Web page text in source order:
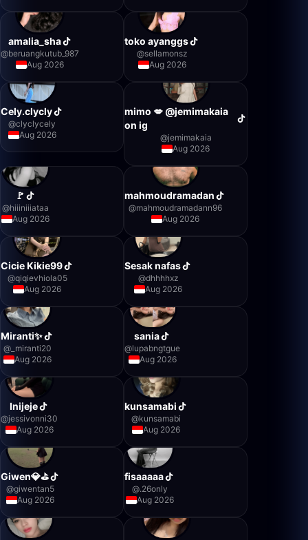
amalia_sha
@beruangkutub_987
Aug 2026
toko ayanggs
@sellamonsz
Aug 2026
Cely.clycly
@clyclycely
Aug 2026
mimo 💋 @jemimakaia
on ig
@jemimakaia
Aug 2026
🚩
@hiiiniiiataa
Aug 2026
mahmoudramadan
@mahmoudramadann96
Aug 2026
Cicie Kikie99
@qiqievhiola05
Aug 2026
Sesak nafas
@dhhhhxz
Aug 2026
Miranti✨
@_miranti20
Aug 2026
sania
@lupabngtgue
Aug 2026
Inijeje
@jessivonni30
Aug 2026
kunsamabi
@kunsamabi
Aug 2026
Giwen💎⛳️
@giwentan5
Aug 2026
fisaaaaa
@.26only
Aug 2026